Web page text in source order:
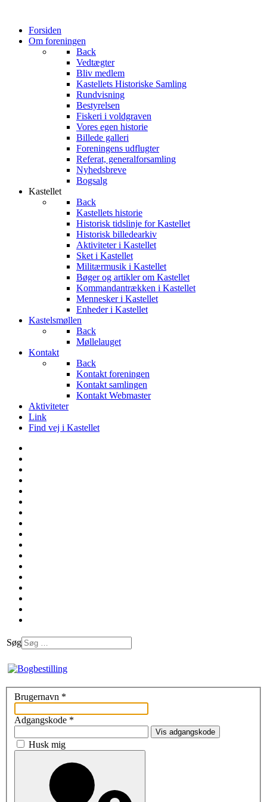
Forsiden
Om foreningen
Back
Vedtægter
Bliv medlem
Kastellets Historiske Samling
Rundvisning
Bestyrelsen
Fiskeri i voldgraven
Vores egen historie
Billede galleri
Foreningens udflugter
Referat, generalforsamling
Nyhedsbreve
Bogsalg
Kastellet
Back
Kastellets historie
Historisk tidslinje for Kastellet
Historisk billedearkiv
Aktiviteter i Kastellet
Sket i Kastellet
Militærmusik i Kastellet
Bøger og artikler om Kastellet
Kommandantrækken i Kastellet
Mennesker i Kastellet
Enheder i Kastellet
Kastelsmøllen
Back
Møllelauget
Kontakt
Back
Kontakt foreningen
Kontakt samlingen
Kontakt Webmaster
Aktiviteter
Link
Find vej i Kastellet
Søg
Brugernavn *
Adgangskode *
Vis adgangskode
Husk mig